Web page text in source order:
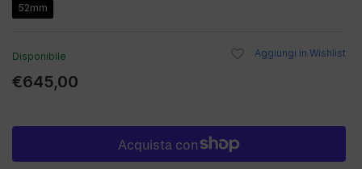
52mm
Disponibile
€645,00
Aggiungi in Wishlist